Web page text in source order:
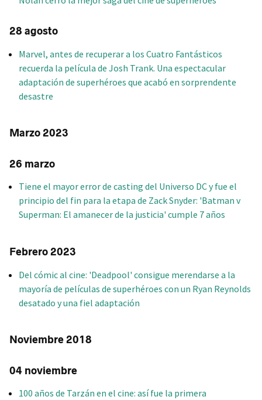
28 agosto
Marvel, antes de recuperar a los Cuatro Fantásticos
recuerda la película de Josh Trank. Una espectacular
adaptación de superhéroes que acabó en sorprendente
desastre
Marzo 2023
26 marzo
Tiene el mayor error de casting del Universo DC y fue el
principio del fin para la etapa de Zack Snyder: 'Batman v
Superman: El amanecer de la justicia' cumple 7 años
Febrero 2023
Del cómic al cine: 'Deadpool' consigue merendarse a la
mayoría de películas de superhéroes con un Ryan Reynolds
desatado y una fiel adaptación
Noviembre 2018
04 noviembre
100 años de Tarzán en el cine: así fue la primera